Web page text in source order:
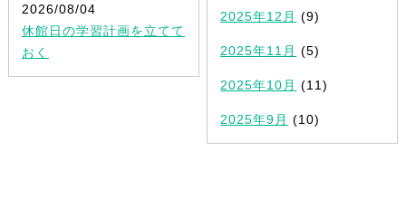
2026/08/04
休館日の学習計画を立てて
おく
2025年12月 (9)
2025年11月 (5)
2025年10月 (11)
2025年9月 (10)